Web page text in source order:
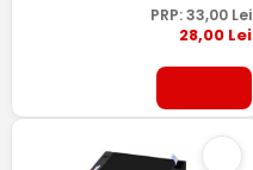
PRP:33,00Lei
28,00Lei